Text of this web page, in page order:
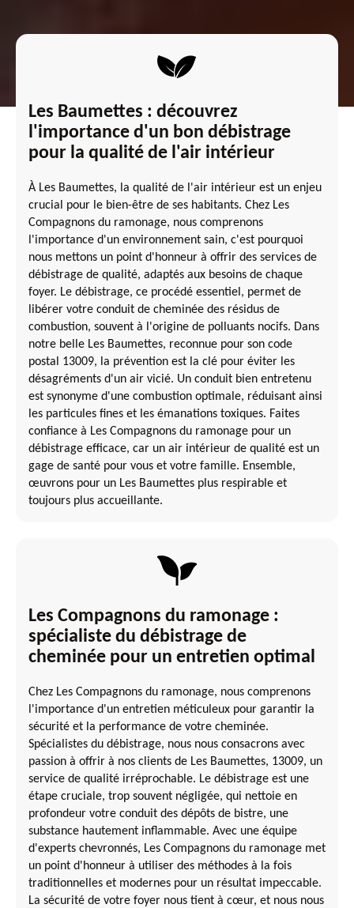
Les Baumettes : découvrez
l'importance d'un bon débistrage
pour la qualité de l'air intérieur
À Les Baumettes, la qualité de l'air intérieur est un enjeu
crucial pour le bien-être de ses habitants. Chez Les
Compagnons du ramonage, nous comprenons
l'importance d'un environnement sain, c'est pourquoi
nous mettons un point d'honneur à offrir des services de
débistrage de qualité, adaptés aux besoins de chaque
foyer. Le débistrage, ce procédé essentiel, permet de
libérer votre conduit de cheminée des résidus de
combustion, souvent à l'origine de polluants nocifs. Dans
notre belle Les Baumettes, reconnue pour son code
postal 13009, la prévention est la clé pour éviter les
désagréments d'un air vicié. Un conduit bien entretenu
est synonyme d'une combustion optimale, réduisant ainsi
les particules fines et les émanations toxiques. Faites
confiance à Les Compagnons du ramonage pour un
débistrage efficace, car un air intérieur de qualité est un
gage de santé pour vous et votre famille. Ensemble,
œuvrons pour un Les Baumettes plus respirable et
toujours plus accueillante.
Les Compagnons du ramonage :
spécialiste du débistrage de
cheminée pour un entretien optimal
Chez Les Compagnons du ramonage, nous comprenons
l'importance d'un entretien méticuleux pour garantir la
sécurité et la performance de votre cheminée.
Spécialistes du débistrage, nous nous consacrons avec
passion à offrir à nos clients de Les Baumettes, 13009, un
service de qualité irréprochable. Le débistrage est une
étape cruciale, trop souvent négligée, qui nettoie en
profondeur votre conduit des dépôts de bistre, une
substance hautement inflammable. Avec une équipe
d'experts chevronnés, Les Compagnons du ramonage met
un point d'honneur à utiliser des méthodes à la fois
traditionnelles et modernes pour un résultat impeccable.
La sécurité de votre foyer nous tient à cœur, et nous nous